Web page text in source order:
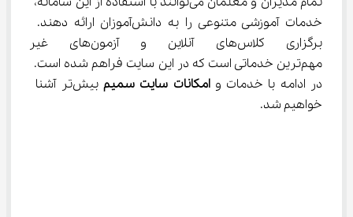
خدمات آموزشی متنوعی را به دانش‌آموزان ارائه دهند.
برگزاری کلاس‌های آنلاین و
مهم‌ترین خدماتی است که در این سایت فراهم شده است.
در ادامه با خدمات و امکانات سایت سمیم
بیش‌تر آشنا
خواهیم شد.